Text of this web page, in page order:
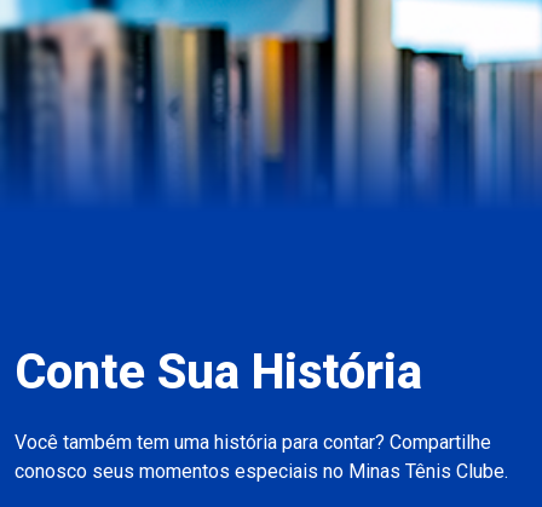
Conte Sua História
Você também tem uma história para contar? Compartilhe
conosco seus momentos especiais no Minas Tênis Clube.